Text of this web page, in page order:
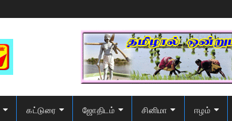
கட்டுரை ஜோதிடம் சினிமா ஈழம்